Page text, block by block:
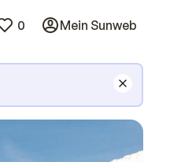
0 Mein Sunweb